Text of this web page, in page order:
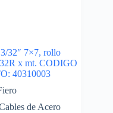
32″ 7×7, rollo
x mt. CODIGO
40310003
de Acero